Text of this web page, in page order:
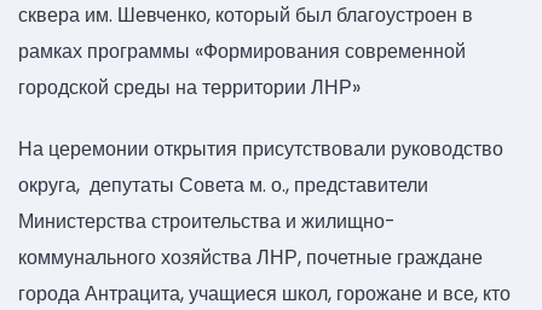
сквера им. Шевченко, который был благоустроен в
рамках программы «Формирования современной
городской среды на территории ЛНР»
На церемонии открытия присутствовали руководство
округа, депутаты Совета м. о., представители
Министерства строительства и жилищно-
коммунального хозяйства ЛНР, почетные граждане
города Антрацита, учащиеся школ, горожане и все, кто